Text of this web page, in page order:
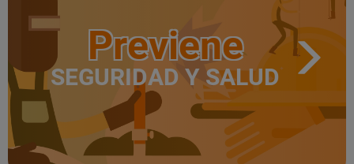
Previene
SEGURIDAD Y SALUD